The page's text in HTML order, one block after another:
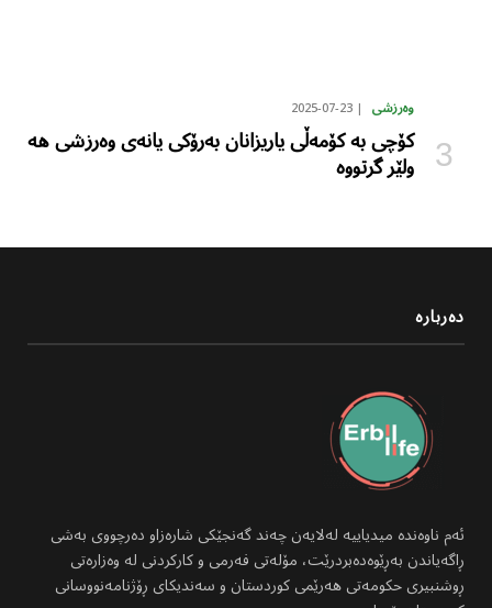
وەرزشی 2025-07-23
کۆچی بە کۆمەڵی یاریزانان بەرۆکی یانەی وەرزشی هە
ولێر گرتووە
دەربارە
ئەم ناوەندە میدیاییە لەلایەن چەند گەنجێکی شارەزاو دەرچووی بەشی
ڕاگەیاندن بەڕێوەدەبردرێت، مۆلەتی فەرمی و کارکردنی لە وەزارەتی
ڕوشنبیری حکومەتی هەرێمی کوردستان و سەندیکای ڕۆژنامەنووسانی